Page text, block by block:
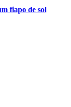
fiapo de sol